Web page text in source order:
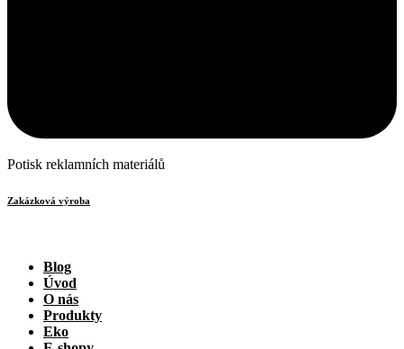
Potisk reklamních materiálů
Zakázková výroba
Blog
Úvod
O nás
Produkty
Eko